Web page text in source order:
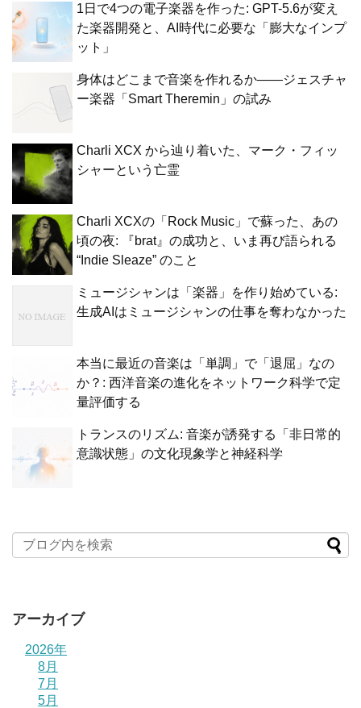
1日で4つの電子楽器を作った: GPT-5.6が変え
た楽器開発と、AI時代に必要な「膨大なインプ
ット」
身体はどこまで音楽を作れるか——ジェスチャ
ー楽器「Smart Theremin」の試み
Charli XCX から辿り着いた、マーク・フィッ
シャーという亡霊
Charli XCXの「Rock Music」で蘇った、あの
頃の夜: 『brat』の成功と、いま再び語られる
“Indie Sleaze” のこと
ミュージシャンは「楽器」を作り始めている:
生成AIはミュージシャンの仕事を奪わなかった
本当に最近の音楽は「単調」で「退屈」なの
か？: 西洋音楽の進化をネットワーク科学で定
量評価する
トランスのリズム: 音楽が誘発する「非日常的
意識状態」の文化現象学と神経科学
アーカイブ
2026年
8月
7月
5月